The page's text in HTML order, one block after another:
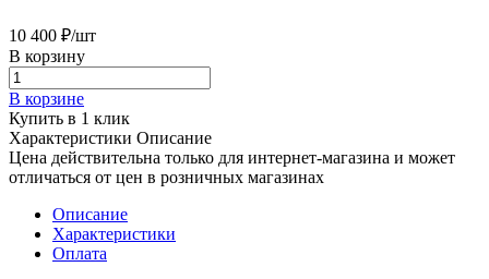
10 400 ₽/шт
В корзину
В корзине
Купить в 1 клик
Характеристики Описание
Цена действительна только для интернет-магазина и может
отличаться от цен в розничных магазинах
Описание
Характеристики
Оплата